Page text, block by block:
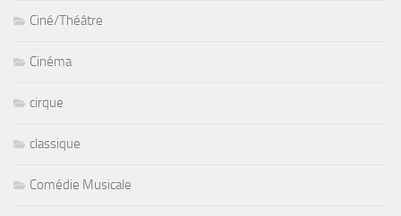
Ciné/Théâtre
Cinéma
cirque
classique
Comédie Musicale